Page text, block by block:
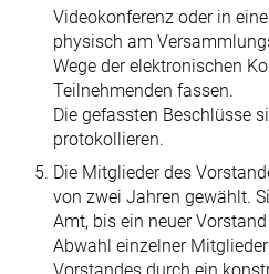
Videokonferenz oder in
physisch am
Wege der elektronischen
Teilnehmenden fassen.
Die gefassten Beschlüsse
protokollieren.
Die Mitglieder des
von zwei Jahren gewählt.
Amt, bis ein neuer
Abwahl einzelner
Vorstandes durch ein